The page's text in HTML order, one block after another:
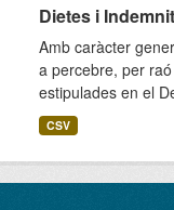
Dietes i
Amb caràcter
a percebre, per
estipulades en el
CSV